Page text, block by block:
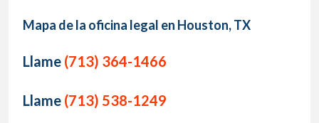
Mapa de la oficina legal en Houston, TX
Llame (713) 364-1466
Llame (713) 538-1249